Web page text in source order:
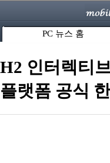
PC 뉴스 홈
H2 인터렉티
플랫폼 공식